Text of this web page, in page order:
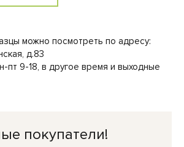
можно посмотреть по адресу:
д.83
пт 9-18, в другое время и выходные
покупатели!